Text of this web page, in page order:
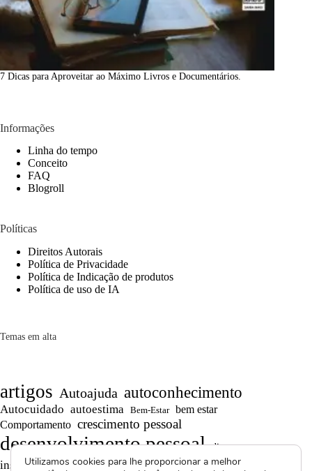
7 Dicas para Aproveitar ao Máximo Livros e Documentários.
Informações
Linha do tempo
Conceito
FAQ
Blogroll
Políticas
Direitos Autorais
Política de Privacidade
Política de Indicação de produtos
Política de uso de IA
Temas em alta
artigos Autoajuda autoconhecimento
Autocuidado autoestima Bem-Estar bem estar
Comportamento crescimento pessoal
desenvolvimento pessoal dicas
inspiração Motivação produtividade Projetos autorais
Utilizamos cookies para lhe proporcionar a melhor